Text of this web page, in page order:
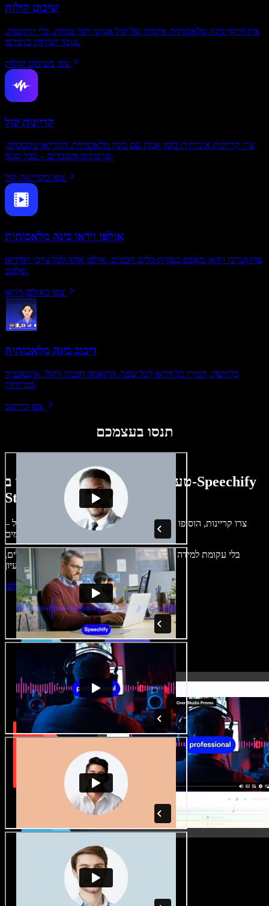
שיבוט קולות
צרו חיקוי בינה מלאכותית איכותי של קול אנושי תוך שניות. בלי התקנות.
עובד ישירות בדפדפן.
צפו בשיבוט קולות
קריינות קול
צרו קריינות איכותית בזמן אמת עם בינה מלאכותית. הקריאו טקסטים,
סרטונים והסברים – בכל סגנון.
צפו בקריינות קול
אולפן וידאו בינה מלאכותית
צרו וערכו וידאו מאפס בעזרת כלים חכמים. אולפן אחד לכל צרכי הווידאו
שלכם.
צפו באולפן וידאו
דיבוב בינה מלאכותית
בלחיצה, המירו כל וידאו לכל שפה. התאמה חכמה לקול, אינטונציה
ומהירות.
צפו בדיבוב
תנסו בעצמכם
טעימה קטנה ממה שתוכלו ליצור ב-Speechify
Studio.
צרו קריינות, הוסיפו תמונות ללא זכויות, אודיו, סרטונים ושיבוט קול –
בלי עקומת למידה – הכול זמין בדפדפן. יוצרי תוכן כבר לא מוגבלים,
התחילו ליצור באולפן